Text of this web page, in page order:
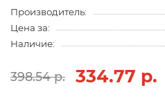
Производитель:
Цена за:
Наличие:
398.54 р. 334.77 р.